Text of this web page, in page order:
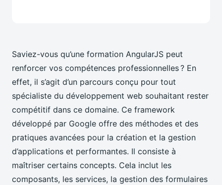
Saviez-vous qu’une formation AngularJS peut
renforcer vos compétences professionnelles ? En
effet, il s’agit d’un parcours conçu pour tout
spécialiste du développement web souhaitant rester
compétitif dans ce domaine. Ce framework
développé par Google offre des méthodes et des
pratiques avancées pour la création et la gestion
d’applications et performantes. Il consiste à
maîtriser certains concepts. Cela inclut les
composants, les services, la gestion des formulaires